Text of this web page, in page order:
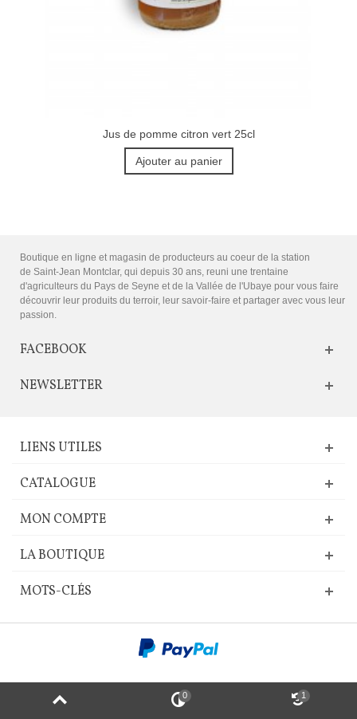
Jus de pomme citron vert 25cl
Ajouter au panier
Boutique en ligne et magasin de producteurs au coeur de la station
de Saint-Jean Montclar, qui depuis 30 ans, reuni une trentaine
d'agriculteurs du Pays de Seyne et de la Vallée de l'Ubaye pour vous faire
découvrir leur produits du terroir, leur savoir-faire et partager avec vous leur
passion.
FACEBOOK
NEWSLETTER
LIENS UTILES
CATALOGUE
MON COMPTE
LA BOUTIQUE
MOTS-CLÉS
0 1